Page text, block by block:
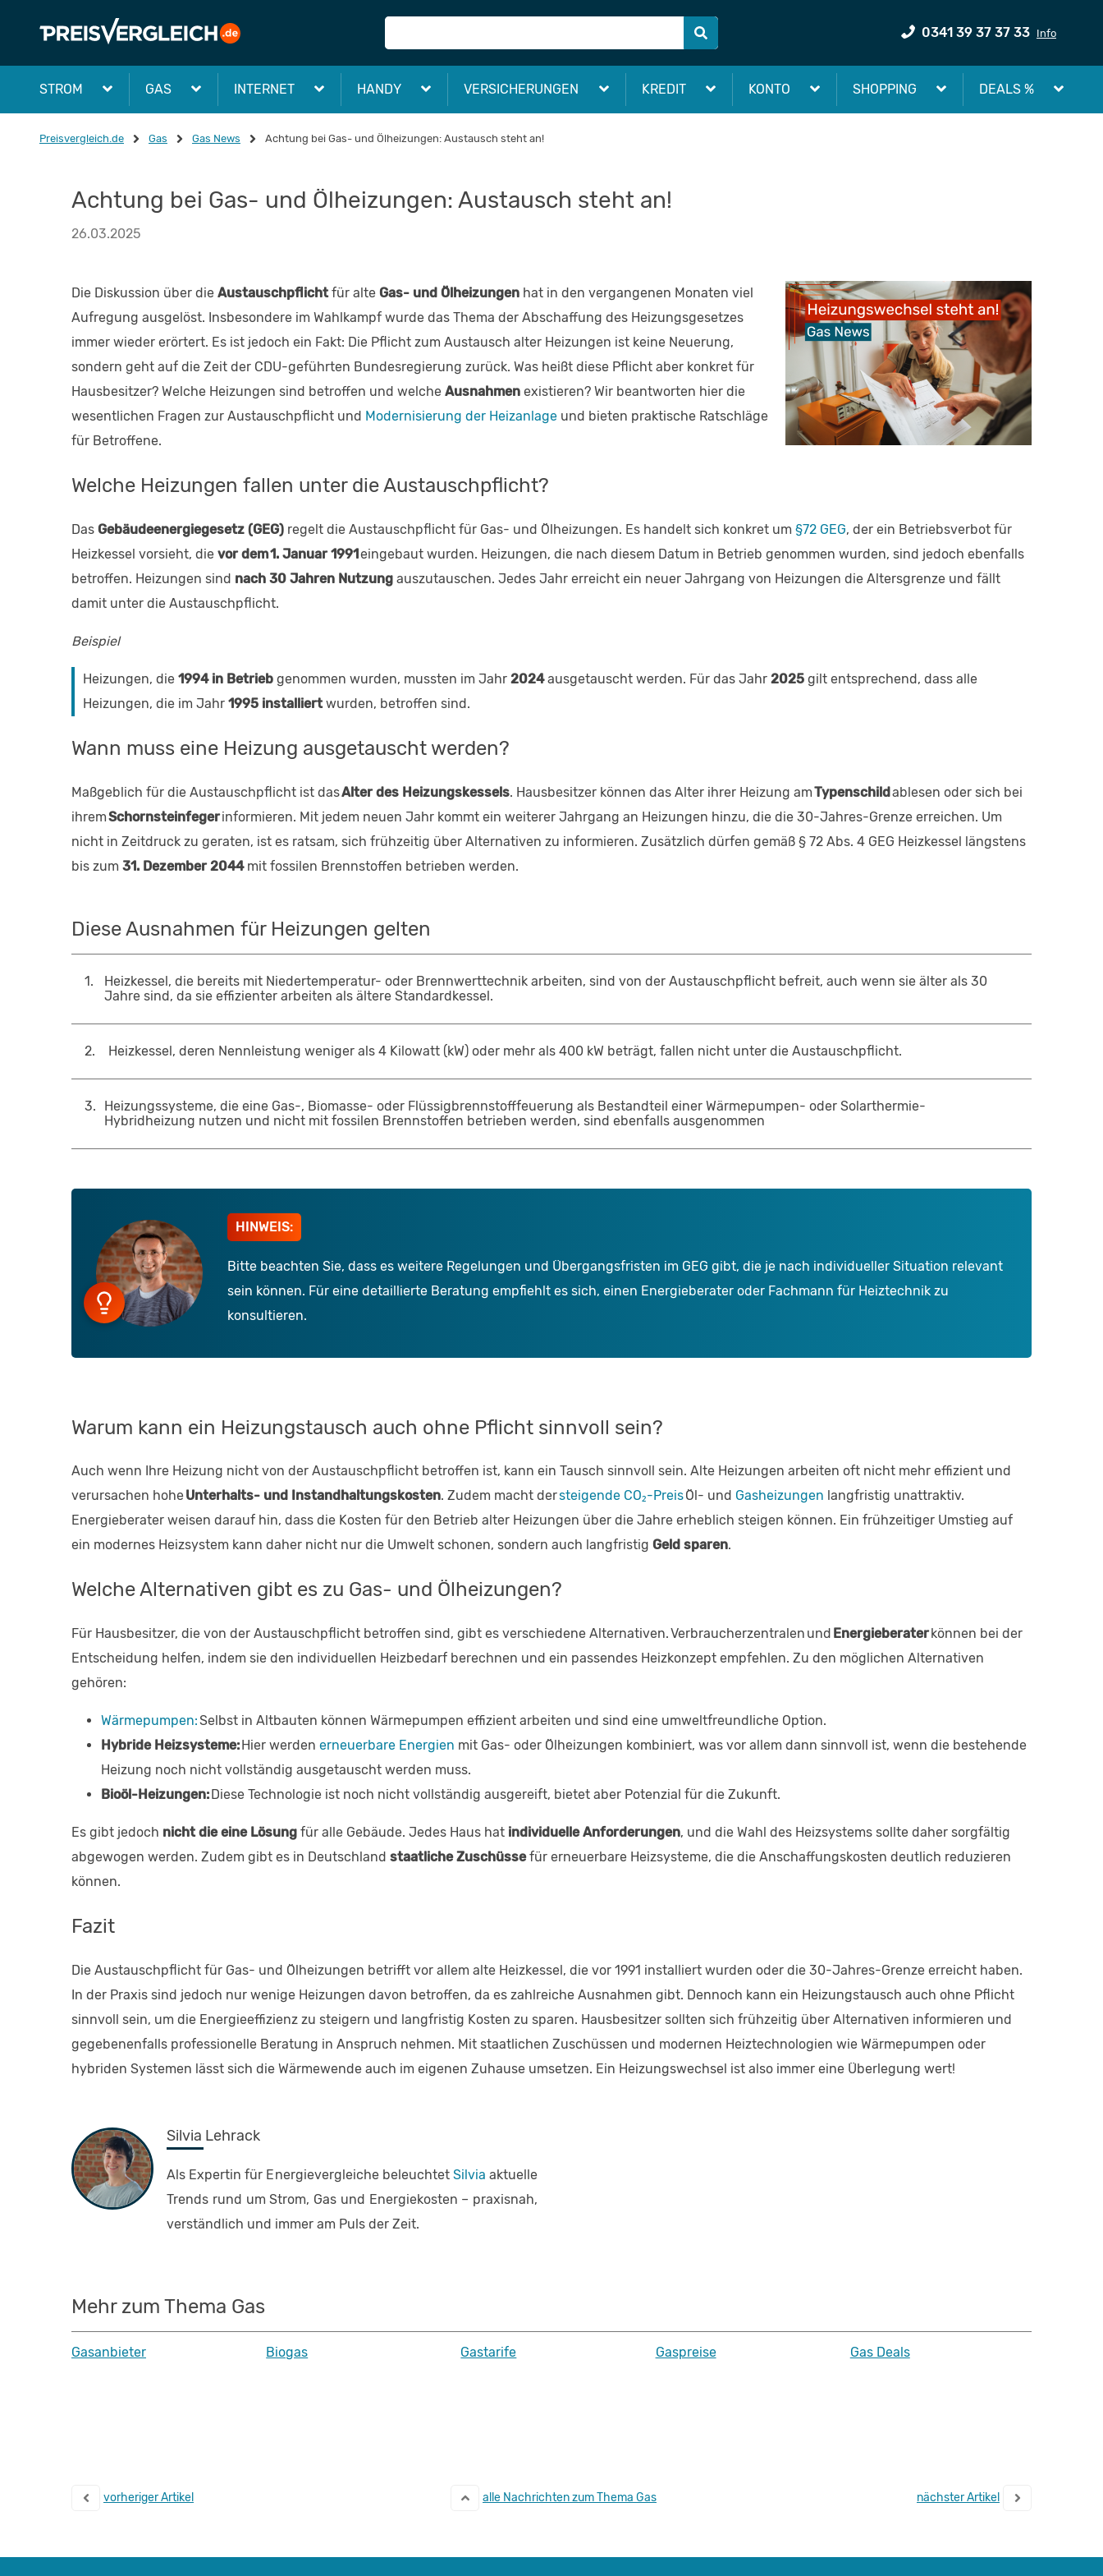
0341 39 37 37 33 Info
STROM GAS INTERNET HANDY VERSICHERUNGEN KREDIT KONTO SHOPPING DEALS %
Preisvergleich.de Gas Gas News Achtung bei Gas- und Ölheizungen: Austausch steht an!
Achtung bei Gas- und Ölheizungen: Austausch steht an!
26.03.2025
Die Diskussion über die Austauschpflichtfür alte Gas- und Ölheizungen hat in den vergangenen Monaten viel
Aufregung ausgelöst. Insbesondere im Wahlkampf wurde das Thema der Abschaffung des Heizungsgesetzes
immer wieder erörtert. Es ist jedoch ein Fakt: Die Pflicht zum Austausch alter Heizungen ist keine Neuerung,
sondern geht auf die Zeit der CDU-geführten Bundesregierung zurück. Was heißt diese Pflicht aber konkret für
Hausbesitzer? Welche Heizungen sind betroffen und welche Ausnahmen existieren? Wir beantworten hier die
wesentlichen Fragen zur Austauschpflicht und Modernisierung der Heizanlage und bieten praktische Ratschläge
für Betroffene.
Welche Heizungen fallen unter die Austauschpflicht?
Das Gebäudeenergiegesetz (GEG) regelt die Austauschpflicht für Gas- und Ölheizungen. Es handelt sich konkret um §72 GEG, der ein Betriebsverbot für
Heizkessel vorsieht, die vor dem 1. Januar 1991eingebaut wurden. Heizungen, die nach diesem Datum in Betrieb genommen wurden, sind jedoch ebenfalls
betroffen. Heizungen sind nach 30 Jahren Nutzung auszutauschen. Jedes Jahr erreicht ein neuer Jahrgang von Heizungen die Altersgrenze und fällt
damit unter die Austauschpflicht.
Beispiel
Heizungen, die 1994 in Betrieb genommen wurden, mussten im Jahr 2024ausgetauscht werden. Für das Jahr 2025 gilt entsprechend, dass alle
Heizungen, die im Jahr 1995 installiertwurden, betroffen sind.
Wann muss eine Heizung ausgetauscht werden?
Maßgeblich für die Austauschpflicht ist dasAlter des Heizungskessels. Hausbesitzer können das Alter ihrer Heizung amTypenschildablesen oder sich bei
ihremSchornsteinfegerinformieren. Mit jedem neuen Jahr kommt ein weiterer Jahrgang an Heizungen hinzu, die die 30-Jahres-Grenze erreichen. Um
nicht in Zeitdruck zu geraten, ist es ratsam, sich frühzeitig über Alternativen zu informieren. Zusätzlich dürfen gemäß § 72 Abs. 4 GEG Heizkessel längstens
bis zum 31. Dezember 2044mit fossilen Brennstoffen betrieben werden.
Diese Ausnahmen für Heizungen gelten
1.
Heizkessel, die bereits mit Niedertemperatur- oder Brennwerttechnik arbeiten, sind von der Austauschpflicht befreit, auch wenn sie älter als 30
Jahre sind, da sie effizienter arbeiten als ältere Standardkessel.
2. Heizkessel, deren Nennleistung weniger als 4 Kilowatt (kW) oder mehr als 400 kW beträgt, fallen nicht unter die Austauschpflicht.
3.
Heizungssysteme, die eine Gas-, Biomasse- oder Flüssigbrennstofffeuerung als Bestandteil einer Wärmepumpen- oder Solarthermie-
Hybridheizung nutzen und nicht mit fossilen Brennstoffen betrieben werden, sind ebenfalls ausgenommen
HINWEIS:
Bitte beachten Sie, dass es weitere Regelungen und Übergangsfristen im GEG gibt, die je nach individueller Situation relevant
sein können. Für eine detaillierte Beratung empfiehlt es sich, einen Energieberater oder Fachmann für Heiztechnik zu
konsultieren.
Warum kann ein Heizungstausch auch ohne Pflicht sinnvoll sein?
Auch wenn Ihre Heizung nicht von der Austauschpflicht betroffen ist, kann ein Tausch sinnvoll sein. Alte Heizungen arbeiten oft nicht mehr effizient und
verursachen hoheUnterhalts- und Instandhaltungskosten. Zudem macht dersteigende CO₂-PreisÖl- und Gasheizungen langfristig unattraktiv.
Energieberater weisen darauf hin, dass die Kosten für den Betrieb alter Heizungen über die Jahre erheblich steigen können. Ein frühzeitiger Umstieg auf
ein modernes Heizsystem kann daher nicht nur die Umwelt schonen, sondern auch langfristig Geld sparen.
Welche Alternativen gibt es zu Gas- und Ölheizungen?
Für Hausbesitzer, die von der Austauschpflicht betroffen sind, gibt es verschiedene Alternativen. Verbraucherzentralen und Energieberaterkönnen bei der
Entscheidung helfen, indem sie den individuellen Heizbedarf berechnen und ein passendes Heizkonzept empfehlen. Zu den möglichen Alternativen
gehören:
Wärmepumpen:Selbst in Altbauten können Wärmepumpen effizient arbeiten und sind eine umweltfreundliche Option.
Hybride Heizsysteme: Hier werden erneuerbare Energien mit Gas- oder Ölheizungen kombiniert, was vor allem dann sinnvoll ist, wenn die bestehende
Heizung noch nicht vollständig ausgetauscht werden muss.
Bioöl-Heizungen: Diese Technologie ist noch nicht vollständig ausgereift, bietet aber Potenzial für die Zukunft.
Es gibt jedoch nicht die eine Lösung für alle Gebäude. Jedes Haus hat individuelle Anforderungen, und die Wahl des Heizsystems sollte daher sorgfältig
abgewogen werden. Zudem gibt es in Deutschland staatliche Zuschüssefür erneuerbare Heizsysteme, die die Anschaffungskosten deutlich reduzieren
können.
Fazit
Die Austauschpflicht für Gas- und Ölheizungen betrifft vor allem alte Heizkessel, die vor 1991 installiert wurden oder die 30-Jahres-Grenze erreicht haben.
In der Praxis sind jedoch nur wenige Heizungen davon betroffen, da es zahlreiche Ausnahmen gibt. Dennoch kann ein Heizungstausch auch ohne Pflicht
sinnvoll sein, um die Energieeffizienz zu steigern und langfristig Kosten zu sparen. Hausbesitzer sollten sich frühzeitig über Alternativen informieren und
gegebenenfalls professionelle Beratung in Anspruch nehmen. Mit staatlichen Zuschüssen und modernen Heiztechnologien wie Wärmepumpen oder
hybriden Systemen lässt sich die Wärmewende auch im eigenen Zuhause umsetzen. Ein Heizungswechsel ist also immer eine Überlegung wert!
Silvia Lehrack
Als Expertin für Energievergleiche beleuchtet Silvia aktuelle
Trends rund um Strom, Gas und Energiekosten – praxisnah,
verständlich und immer am Puls der Zeit.
Mehr zum Thema Gas
Gasanbieter Biogas Gastarife Gaspreise Gas Deals
vorheriger Artikel alle Nachrichten zum Thema Gas nächster Artikel